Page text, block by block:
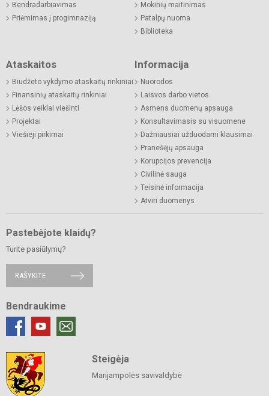
Bendradarbiavimas
Priėmimas į progimnaziją
Mokinių maitinimas
Patalpų nuoma
Biblioteka
Ataskaitos
Biudžeto vykdymo ataskaitų rinkiniai
Finansinių ataskaitų rinkiniai
Lėšos veiklai viešinti
Projektai
Viešieji pirkimai
Informacija
Nuorodos
Laisvos darbo vietos
Asmens duomenų apsauga
Konsultavimasis su visuomene
Dažniausiai užduodami klausimai
Pranešėjų apsauga
Korupcijos prevencija
Civilinė sauga
Teisinė informacija
Atviri duomenys
Pastebėjote klaidų?
Turite pasiūlymų?
RAŠYKITE
Bendraukime
Steigėja
Marijampolės savivaldybė